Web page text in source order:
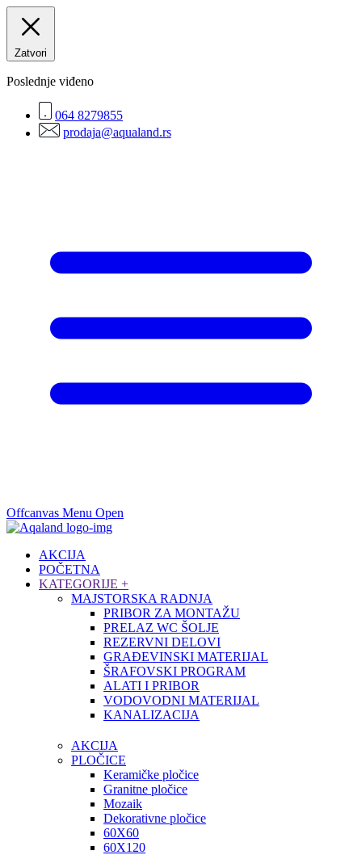
Zatvori
Poslednje viđeno
064 8279855
prodaja@aqualand.rs
Offcanvas Menu Open
AKCIJA
POČETNA
KATEGORIJE +
MAJSTORSKA RADNJA
PRIBOR ZA MONTAŽU
PRELAZ WC ŠOLJE
REZERVNI DELOVI
GRAĐEVINSKI MATERIJAL
ŠRAFOVSKI PROGRAM
ALATI I PRIBOR
VODOVODNI MATERIJAL
KANALIZACIJA
AKCIJA
PLOČICE
Keramičke pločice
Granitne pločice
Mozaik
Dekorativne pločice
60X60
60X120